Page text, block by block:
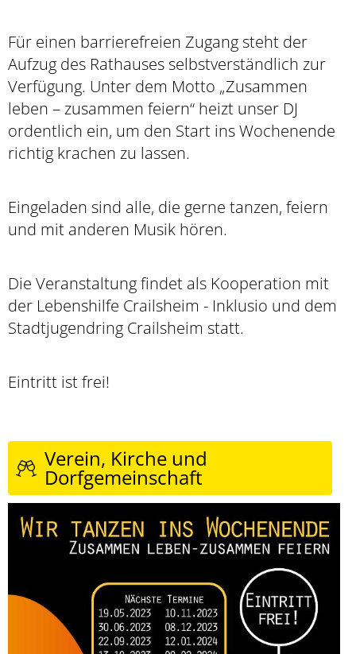
Für einen barrierefreien Zugang steht der
Aufzug des Rathauses selbstverständlich zur
Verfügung. Unter dem Motto „Zusammen
leben – zusammen feiern“ heizt unser DJ
ordentlich ein, um den Start ins Wochenende
richtig krachen zu lassen.
Eingeladen sind alle, die gerne tanzen, feiern
und mit anderen Musik hören.
Die Veranstaltung findet als Kooperation mit
der Lebenshilfe Crailsheim - Inklusio und dem
Stadtjugendring Crailsheim statt.
Eintritt ist frei!
Verein, Kirche und
Dorfgemeinschaft